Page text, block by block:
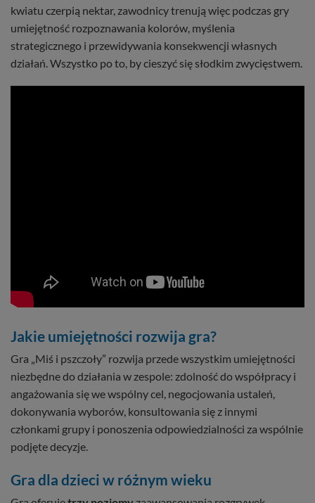
kwiatu czerpią nektar, zawodnicy trenują więc podczas gry
umiejętność rozpoznawania kolorów, myślenia
strategicznego i przewidywania konsekwencji własnych
działań. Wszystko po to, by cieszyć się słodkim zwycięstwem.
Jakie umiejętności rozwija gra?
Gra „Miś i pszczoły” rozwija przede wszystkim umiejętności
niezbędne do działania w zespole: zdolność do współpracy i
angażowania się we wspólny cel, negocjowania ustaleń,
dokonywania wyborów, konsultowania się z innymi
członkami grupy i ponoszenia odpowiedzialności za wspólnie
podjęte decyzje.
Gra dla dzieci w różnym wieku